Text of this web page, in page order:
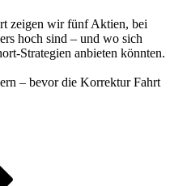
zeigen wir fünf Aktien, bei
hoch sind – und wo sich
Strategien anbieten könnten.
– bevor die Korrektur Fahrt